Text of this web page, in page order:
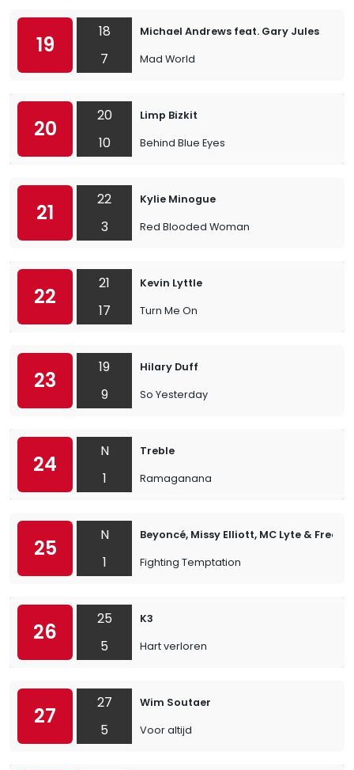
19
18
7
Michael Andrews feat. Gary Jules
Mad World
20
20
10
Limp Bizkit
Behind Blue Eyes
21
22
3
Kylie Minogue
Red Blooded Woman
22
21
17
Kevin Lyttle
Turn Me On
23
19
9
Hilary Duff
So Yesterday
24
N
1
Treble
Ramaganana
25
N
1
Beyoncé, Missy Elliott, MC Lyte & Free
Fighting Temptation
26
25
5
K3
Hart verloren
27
27
5
Wim Soutaer
Voor altijd